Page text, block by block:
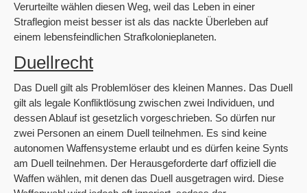
Verurteilte wählen diesen Weg, weil das Leben in einer
Straflegion meist besser ist als das nackte Überleben auf
einem lebensfeindlichen Strafkolonieplaneten.
Duellrecht
Das Duell gilt als Problemlöser des kleinen Mannes. Das Duell
gilt als legale Konfliktlösung zwischen zwei Individuen, und
dessen Ablauf ist gesetzlich vorgeschrieben. So dürfen nur
zwei Personen an einem Duell teilnehmen. Es sind keine
autonomen Waffensysteme erlaubt und es dürfen keine Synts
am Duell teilnehmen. Der Herausgeforderte darf offiziell die
Waffen wählen, mit denen das Duell ausgetragen wird. Diese